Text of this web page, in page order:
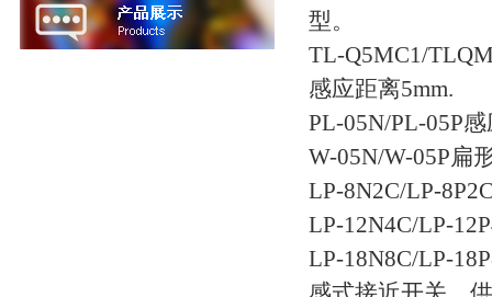
型。
TL-Q5MC1/
感应距离5mm.
PL-05N/PL-05P
W-05N/W-05P扁
LP-8N2C/LP-
LP-12N4C/LP-
LP-18N8C/LP-